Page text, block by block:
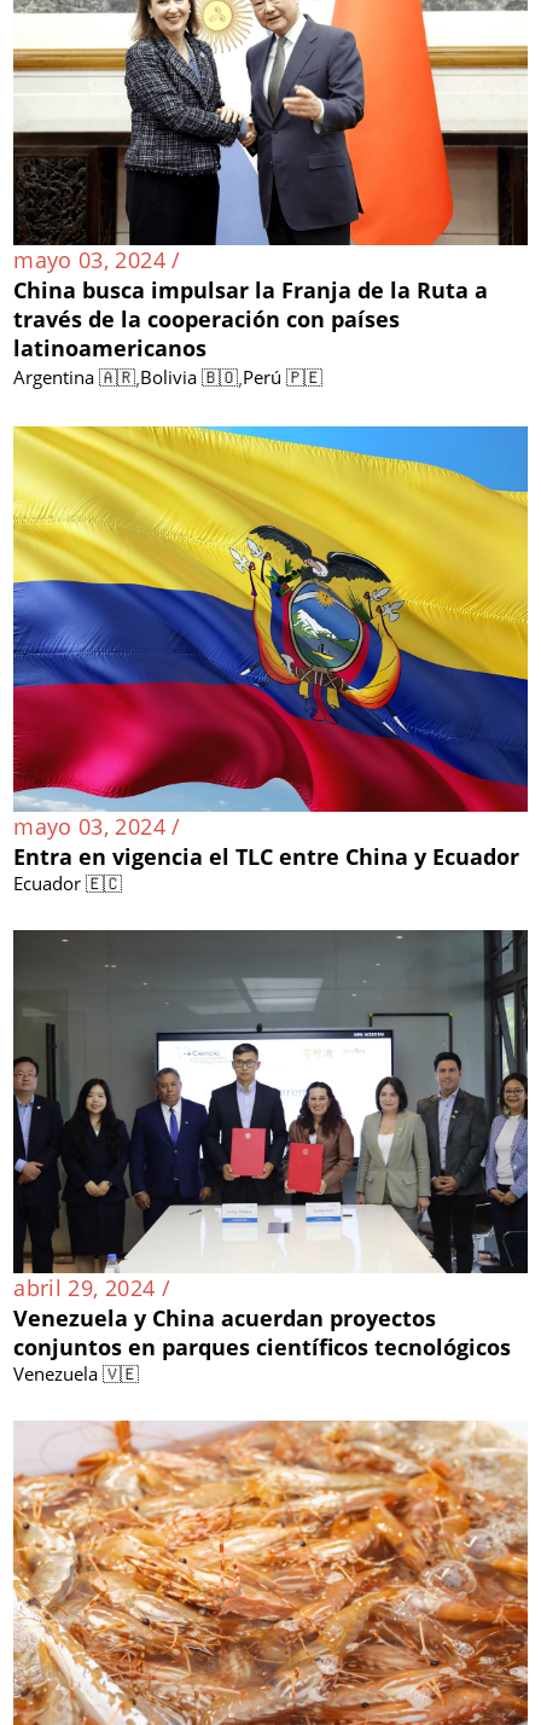
mayo 03, 2024 /
China busca impulsar la Franja de la Ruta a
través de la cooperación con países
latinoamericanos
Argentina 🇦🇷,Bolivia 🇧🇴,Perú 🇵🇪
mayo 03, 2024 /
Entra en vigencia el TLC entre China y Ecuador
Ecuador 🇪🇨
abril 29, 2024 /
Venezuela y China acuerdan proyectos
conjuntos en parques científicos tecnológicos
Venezuela 🇻🇪